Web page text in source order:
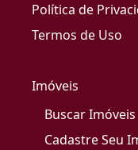
Política de
Termos de Uso
Imóveis
Buscar Imóveis
Cadastre Seu